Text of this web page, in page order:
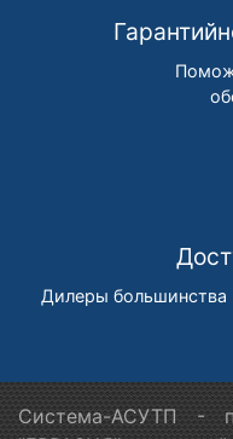
Дилеры большинства
Система-АСУТП -